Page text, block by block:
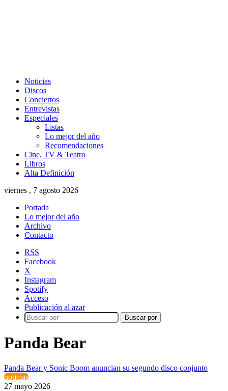
Noticias
Discos
Conciertos
Entrevistas
Especiales
Listas
Lo mejor del año
Recomendaciones
Cine, TV & Teatro
Libros
Alta Definición
viernes , 7 agosto 2026
Portada
Lo mejor del año
Archivo
Contacto
RSS
Facebook
X
Instagram
Spotify
Acceso
Publicación al azar
Buscar por
Panda Bear
Panda Bear y Sonic Boom anuncian su segundo disco conjunto
noticias
27 mayo 2026